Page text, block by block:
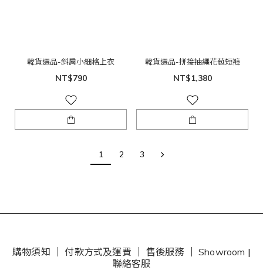
韓貨選品-斜肩小細格上衣
NT$790
韓貨選品-拼接抽繩花苞短褲
NT$1,380
1 2 3
購物須知 付款方式及運費 售後服務 Showroom |
聯絡客服